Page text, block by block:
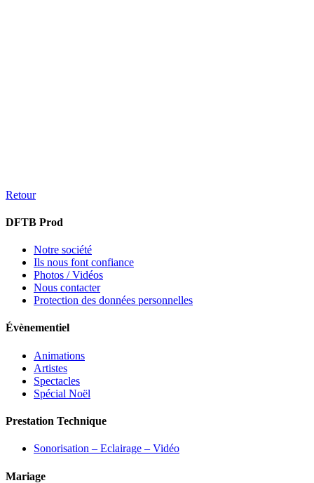
Retour
DFTB Prod
Notre société
Ils nous font confiance
Photos / Vidéos
Nous contacter
Protection des données personnelles
Évènementiel
Animations
Artistes
Spectacles
Spécial Noël
Prestation Technique
Sonorisation – Eclairage – Vidéo
Mariage